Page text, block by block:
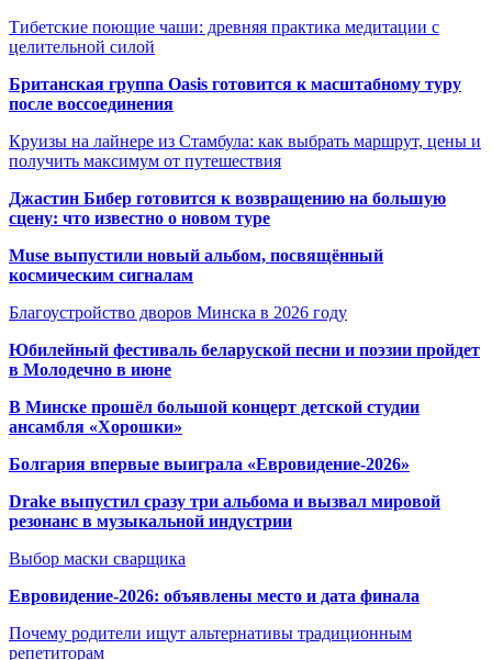
Тибетские поющие чаши: древняя практика медитации с
целительной силой
Британская группа Oasis готовится к масштабному туру
после воссоединения
Круизы на лайнере из Стамбула: как выбрать маршрут, цены и
получить максимум от путешествия
Джастин Бибер готовится к возвращению на большую
сцену: что известно о новом туре
Muse выпустили новый альбом, посвящённый
космическим сигналам
Благоустройство дворов Минска в 2026 году
Юбилейный фестиваль беларуской песни и поэзии пройдет
в Молодечно в июне
В Минске прошёл большой концерт детской студии
ансамбля «Хорошки»
Болгария впервые выиграла «Евровидение-2026»
Drake выпустил сразу три альбома и вызвал мировой
резонанс в музыкальной индустрии
Выбор маски сварщика
Евровидение-2026: объявлены место и дата финала
Почему родители ищут альтернативы традиционным
репетиторам